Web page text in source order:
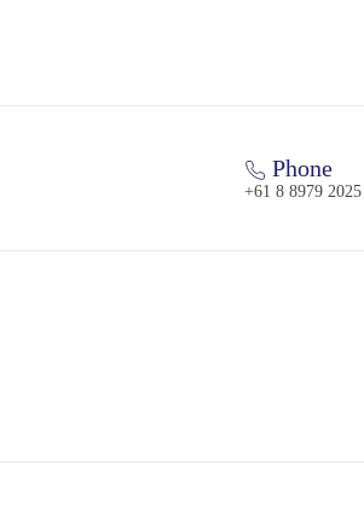
Phone
+61 8 8979 2025